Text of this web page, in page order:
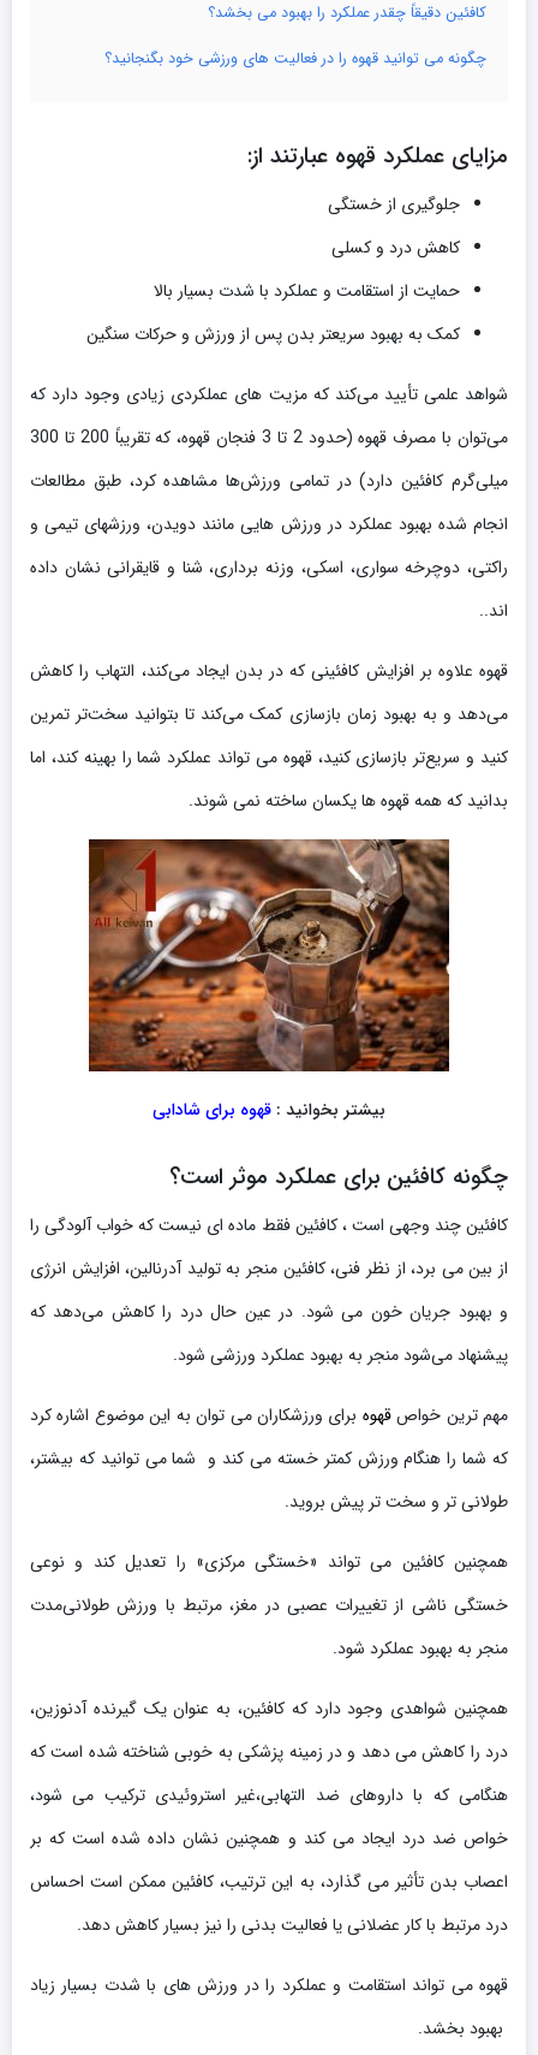
کافئین دقیقاً چقدر عملکرد را بهبود می بخشد؟
چگونه می توانید قهوه را در فعالیت های ورزشی خود بگنجانید؟
مزایای عملکرد قهوه عبارتند از:
جلوگیری از خستگی
کاهش درد و کسلی
حمایت از استقامت و عملکرد با شدت بسیار بالا
کمک به بهبود سریعتر بدن پس از ورزش و حرکات سنگین
شواهد علمی تأیید می‌کند که مزیت های عملکردی زیادی وجود دارد که
می‌توان با مصرف قهوه (حدود 2 تا 3 فنجان قهوه، که تقریباً 200 تا 300
میلی‌گرم کافئین دارد) در تمامی ورزش‌ها مشاهده کرد، طبق مطالعات
انجام شده بهبود عملکرد در ورزش هایی مانند دویدن، ورزشهای تیمی و
راکتی، دوچرخه سواری، اسکی، وزنه برداری، شنا و قایقرانی نشان داده
اند..
قهوه علاوه بر افزایش کافئینی که در بدن ایجاد می‌کند، التهاب را کاهش
می‌دهد و به بهبود زمان بازسازی کمک می‌کند تا بتوانید سخت‌تر تمرین
کنید و سریع‌تر بازسازی کنید، قهوه می تواند عملکرد شما را بهینه کند، اما
بدانید که همهقهوهها یکسان ساخته نمی شوند.
بیشتر بخوانید : قهوه برای شادابی
چگونه کافئین برای عملکرد موثر است؟
کافئین چند وجهی است ، کافئین فقط ماده ای نیست که خواب آلودگی را
از بین می برد، از نظر فنی، کافئین منجر به تولید آدرنالین، افزایش انرژی
و بهبود جریان خون می شود. در عین حال درد را کاهش می‌دهد که
پیشنهاد می‌شود منجر به بهبود عملکرد ورزشی شود.
مهم ترین خواصقهوه برای ورزشکاران می توان به این موضوع اشاره کرد
که شما را هنگام ورزش کمتر خسته می کند و شما می توانید که بیشتر،
طولانی تر و سخت تر پیش بروید.
همچنین کافئین می تواند «خستگی مرکزی» را تعدیل کند و نوعی
خستگی ناشی از تغییرات عصبی در مغز، مرتبط با ورزش طولانی‌مدت
منجر به بهبود عملکرد شود.
همچنین شواهدی وجود دارد که کافئین، به عنوان یک گیرنده آدنوزین،
درد را کاهش می دهد و در زمینه پزشکی به خوبی شناخته شده است که
هنگامی که با داروهای ضد التهابی،غیر استروئیدی ترکیب می شود،
خواص ضد درد ایجاد می کند و همچنین نشان داده شده است که بر
اعصاب بدن تأثیر می گذارد، به این ترتیب، کافئین ممکن است احساس
درد مرتبط با کار عضلانی یا فعالیت بدنی را نیز بسیار کاهش دهد.
قهوه می تواند استقامت و عملکرد را در ورزش های با شدت بسیار زیاد
بهبود بخشد.